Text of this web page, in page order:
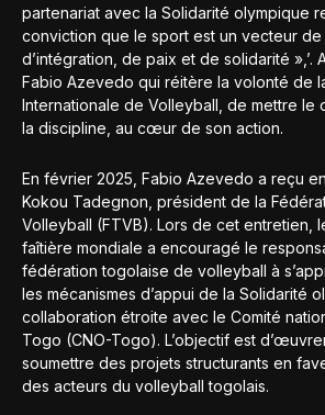
partenariat avec la Solidarité olympique
conviction que le sport est un vecteur de
d’intégration, de paix et de solidarité »,’.
Fabio Azevedo qui réitère la volonté de
Internationale de Volleyball, de mettre le
la discipline, au cœur de son action.
En février 2025, Fabio Azevedo a reçu
Kokou Tadegnon, président de la
Volleyball (FTVB). Lors de cet entretien,
faîtière mondiale a encouragé le
fédération togolaise de volleyball à
les mécanismes d’appui de la Solidarité
collaboration étroite avec le Comité
Togo (CNO-Togo). L’objectif est
soumettre des projets structurants en
des acteurs du volleyball togolais.